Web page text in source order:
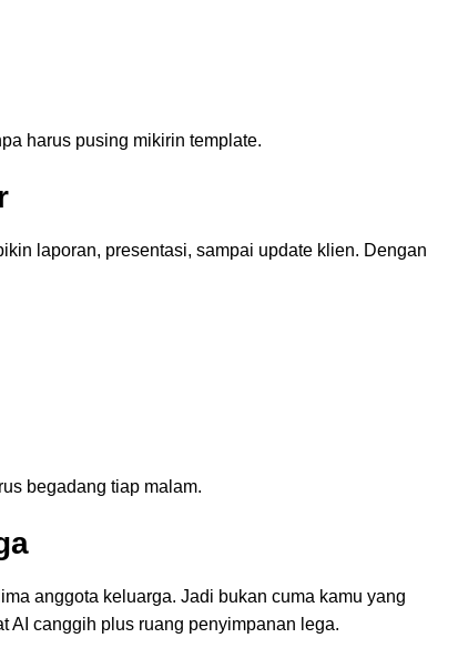
harus pusing mikirin template.
laporan, presentasi, sampai update klien. Dengan
begadang tiap malam.
anggota keluarga. Jadi bukan cuma kamu yang
AI canggih plus ruang penyimpanan lega.